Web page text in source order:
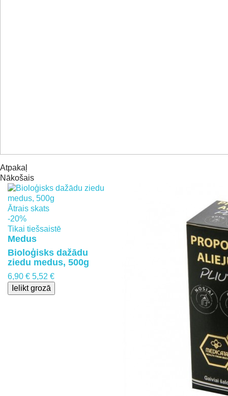
Atpakaļ
Nākošais
Ātrais skats
-20%
Tikai tiešsaistē
Medus
Bioloģisks dažādu
ziedu medus, 500g
6,90 € 5,52 €
Ielikt grozā